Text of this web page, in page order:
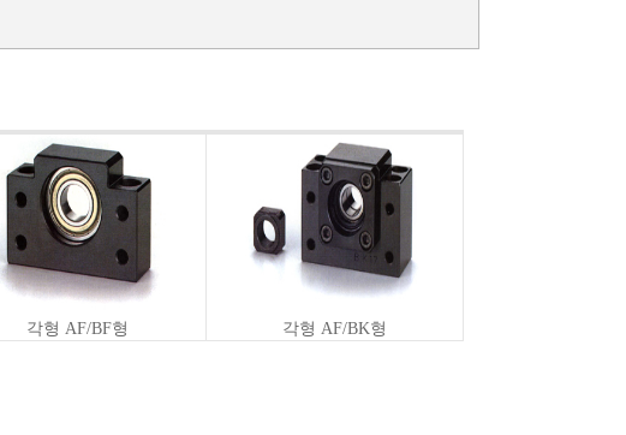
각형 AF/BF형 각형 AF/BK형